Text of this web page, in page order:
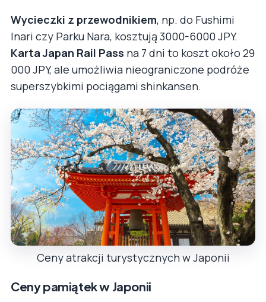
Wycieczki z przewodnikiem, np. do Fushimi
Inari czy Parku Nara, kosztują 3000-6000 JPY.
Karta Japan Rail Pass na 7 dni to koszt około 29
000 JPY, ale umożliwia nieograniczone podróże
superszybkimi pociągami shinkansen.
Ceny atrakcji turystycznych w Japonii
Ceny pamiątek w Japonii